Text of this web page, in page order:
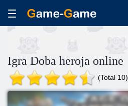
Igra Doba heroja online
(Total 10)